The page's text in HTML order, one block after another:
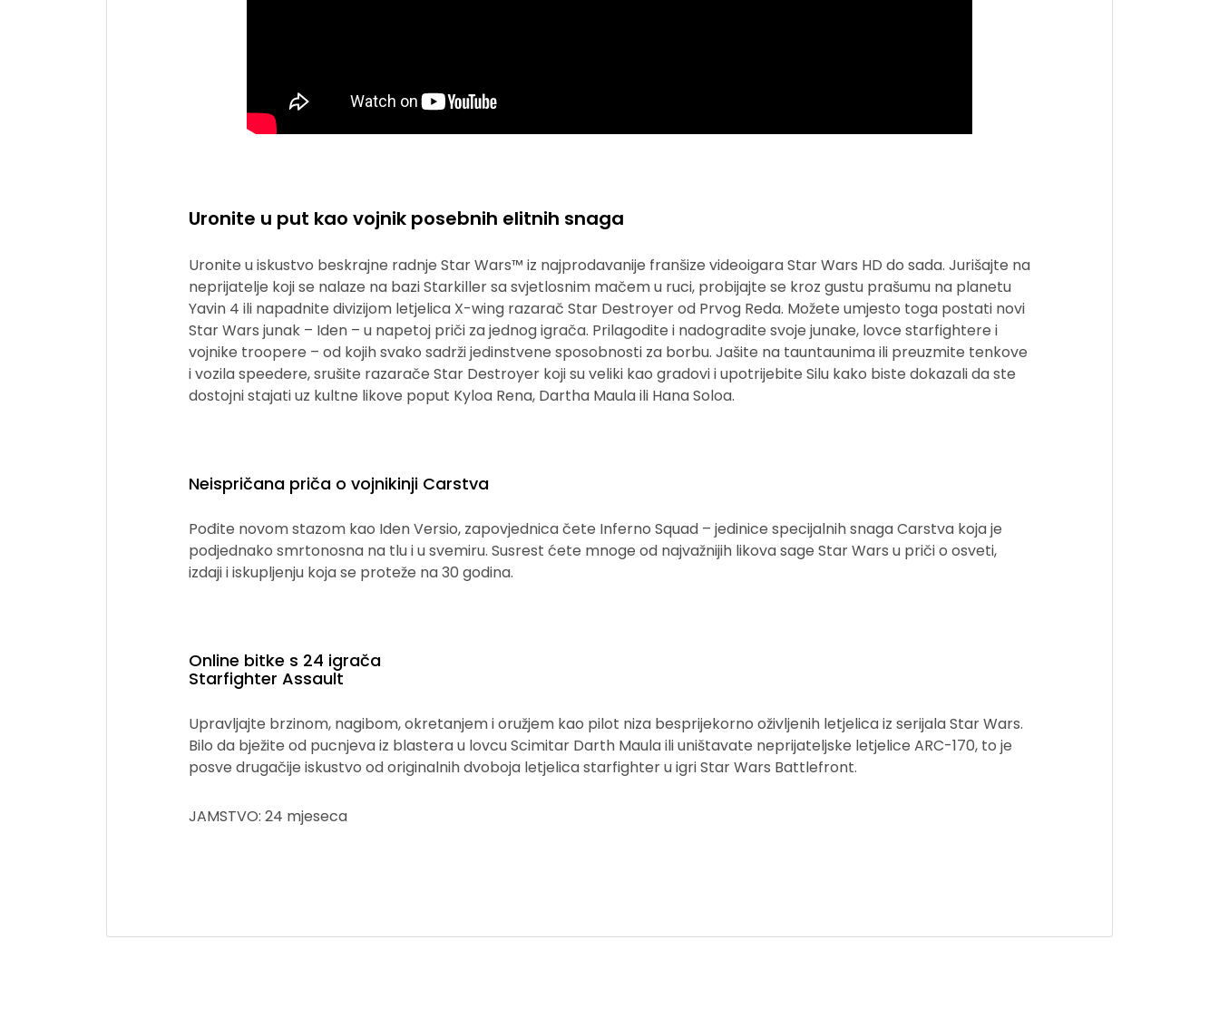
Uronite u put kao vojnik posebnih elitnih snaga
Uronite u iskustvo beskrajne radnje Star Wars™ iz najprodavanije franšize videoigara Star Wars HD do sada. Jurišajte na
neprijatelje koji se nalaze na bazi Starkiller sa svjetlosnim mačem u ruci, probijajte se kroz gustu prašumu na planetu
Yavin 4 ili napadnite divizijom letjelica X-wing razarač Star Destroyer od Prvog Reda. Možete umjesto toga postati novi
Star Wars junak – Iden – u napetoj priči za jednog igrača. Prilagodite i nadogradite svoje junake, lovce starfightere i
vojnike troopere – od kojih svako sadrži jedinstvene sposobnosti za borbu. Jašite na tauntaunima ili preuzmite tenkove
i vozila speedere, srušite razarače Star Destroyer koji su veliki kao gradovi i upotrijebite Silu kako biste dokazali da ste
dostojni stajati uz kultne likove poput Kyloa Rena, Dartha Maula ili Hana Soloa.
Neispričana priča o vojnikinji Carstva
Pođite novom stazom kao Iden Versio, zapovjednica čete Inferno Squad – jedinice specijalnih snaga Carstva koja je
podjednako smrtonosna na tlu i u svemiru. Susrest ćete mnoge od najvažnijih likova sage Star Wars u priči o osveti,
izdaji i iskupljenju koja se proteže na 30 godina.
Online bitke s 24 igrača
Starfighter Assault
Upravljajte brzinom, nagibom, okretanjem i oružjem kao pilot niza besprijekorno oživljenih letjelica iz serijala Star Wars.
Bilo da bježite od pucnjeva iz blastera u lovcu Scimitar Darth Maula ili uništavate neprijateljske letjelice ARC-170, to je
posve drugačije iskustvo od originalnih dvoboja letjelica starfighter u igri Star Wars Battlefront.
JAMSTVO: 24 mjeseca